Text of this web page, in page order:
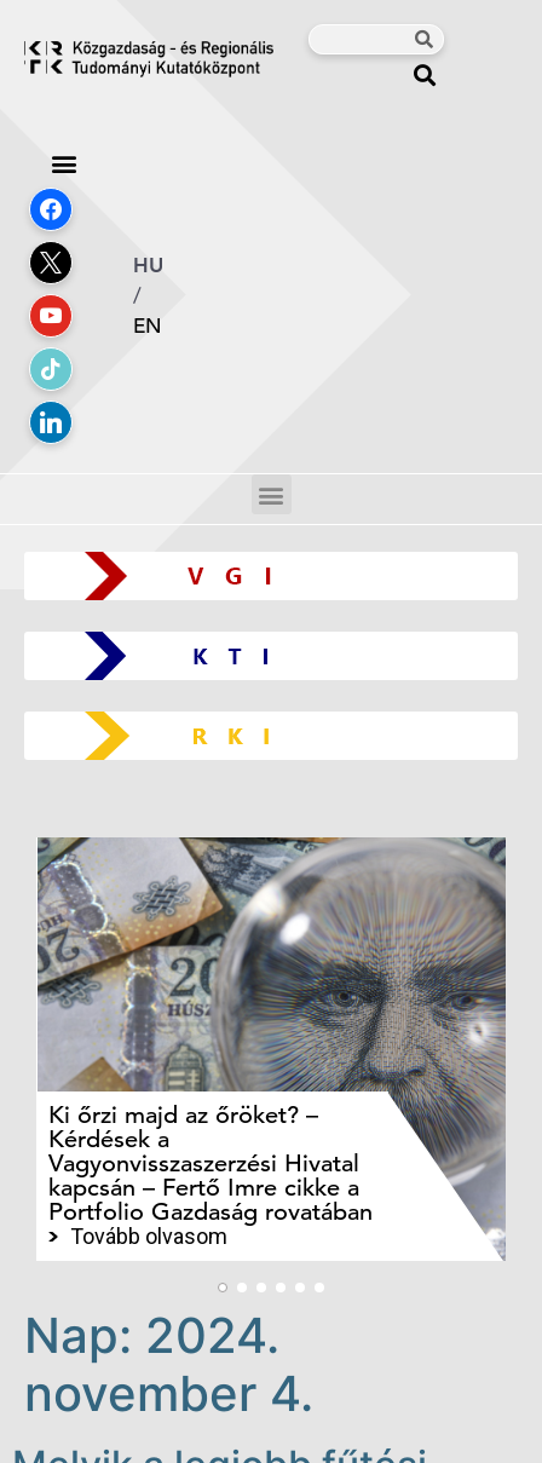
HU
/
EN
Ki őrzi majd az őröket? –
Kérdések a
Vagyonvisszaszerzési Hivatal
kapcsán – Fertő Imre cikke a
Portfolio Gazdaság rovatában
Tovább olvasom
Nap: 2024.
november 4.